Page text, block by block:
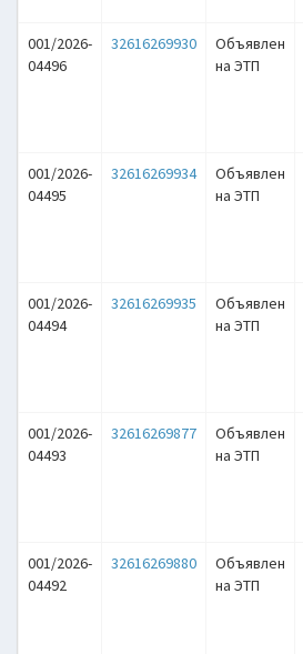
001/2026-
04496
32616269930
Объявлен
на ЭТП
001/2026-
04495
32616269934
Объявлен
на ЭТП
001/2026-
04494
32616269935
Объявлен
на ЭТП
001/2026-
04493
32616269877
Объявлен
на ЭТП
001/2026-
04492
32616269880
Объявлен
на ЭТП